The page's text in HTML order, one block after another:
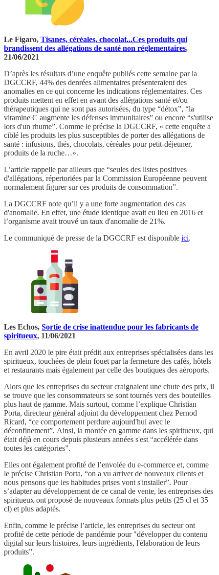
Le Figaro, Tisanes, céréales, chocolat...Ces produits qui
brandissent des allégations de santé non réglementaires,
21/06/2021
D’après les résultats d’une enquête publiés cette semaine par la
DGCCRF, 44% des denrées alimentaires présenteraient des
anomalies en ce qui concerne les indications réglementaires. Ces
produits mettent en effet en avant des allégations santé et/ou
thérapeutiques qui ne sont pas autorisées, du type “détox”, “la
vitamine C augmente les défenses immunitaires” ou encore “s'utilise
lors d'un rhume”. Comme le précise la DGCCRF, « cette enquête a
ciblé les produits les plus susceptibles de porter des allégations de
santé : infusions, thés, chocolats, céréales pour petit-déjeuner,
produits de la ruche…».
L’article rappelle par ailleurs que “seules des listes positives
d'allégations, répertoriées par la Commission Européenne peuvent
normalement figurer sur ces produits de consommation”.
La DGCCRF note qu’il y a une forte augmentation des cas
d'anomalie. En effet, une étude identique avait eu lieu en 2016 et
l’organisme avait trouvé un taux d'anomalie de 21%.
Le communiqué de presse de la DGCCRF est disponible ici.
Les Echos, Sortie de crise inattendue pour les fabricants de
spiritueux, 11/06/2021
En avril 2020 le pire était prédit aux entreprises spécialisées dans les
spiritueux, touchées de plein fouet par la fermeture des cafés, hôtels
et restaurants mais également par celle des boutiques des aéroports.
Alors que les entreprises du secteur craignaient une chute des prix, il
se trouve que les consommateurs se sont tournés vers des bouteilles
plus haut de gamme. Mais surtout, comme l’explique Christian
Porta, directeur général adjoint du développement chez Pernod
Ricard, “ce comportement perdure aujourd'hui avec le
déconfinement”. Ainsi, la montée en gamme dans les spiritueux, qui
était déjà en cours depuis plusieurs années s'est “accélérée dans
toutes les catégories”.
Elles ont également profité de l’envolée du e-commerce et, comme
le précise Christian Porta, “on a vu arriver de nouveaux clients et
nous pensons que les habitudes prises vont s'installer”. Pour
s’adapter au développement de ce canal de vente, les entreprises des
spiritueux ont proposé de nouveaux formats plus petits (25 cl et 35
cl) et plus adaptés.
Enfin, comme le précise l’article, les entreprises du secteur ont
profité de cette période de pandémie pour "développer du contenu
digital sur leurs histoires, leurs ingrédients, l'élaboration de leurs
produits”.